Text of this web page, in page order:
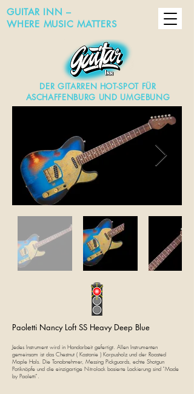
DER GITARREN HOT-SPOT FÜR
ASCHAFFENBURG UND UMGEBUNG
GUITAR INN –
WHERE MUSIC MATTERS
Paoletti Nancy Loft SS Heavy Deep Blue
Jedes Instrument wird in Handarbeit gefertigt. Allen Instrumenten
gemeinsam ist das Chestnut ( Kastanie ) Korpusholz und der Roasted
Maple Hals. Die Tonabnehmer, Messing Pickguards, echte Shotgun
Potiknöpfe und die einzigarti­ge Nitrolack basierte Lackierung sind "Made
by Paoletti".